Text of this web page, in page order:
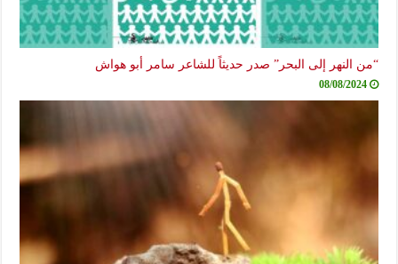
“من النهر إلى البحر” صدر حديثاً للشاعر سامر أبو هواش
08/08/2024